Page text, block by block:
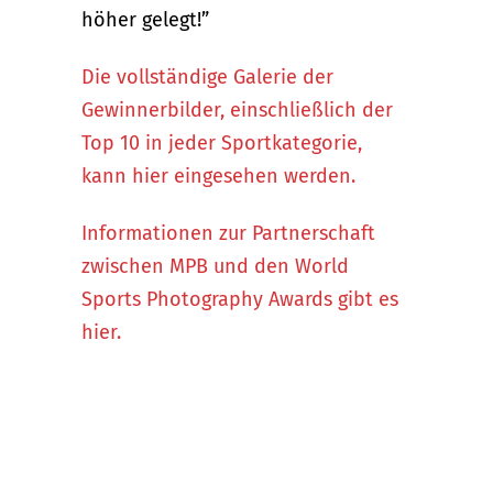
höher gelegt!”
Die vollständige Galerie der
Gewinnerbilder, einschließlich der
Top 10 in jeder Sportkategorie,
kann hier eingesehen werden.
Informationen zur Partnerschaft
zwischen MPB und den World
Sports Photography Awards gibt es
hier.